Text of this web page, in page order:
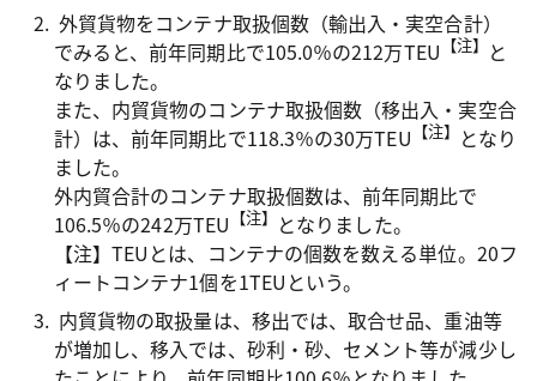
外貿貨物をコンテナ取扱個数（輸出入・実空合計）
でみると、前年同期比で105.0％の212万TEU 【注】 と
なりました。
また、内貿貨物のコンテナ取扱個数（移出入・実空合
計）は、前年同期比で118.3％の30万TEU 【注】 となり
ました。
外内貿合計のコンテナ取扱個数は、前年同期比で
106.5％の242万TEU 【注】 となりました。
【注】TEUとは、コンテナの個数を数える単位。20フ
ィートコンテナ1個を1TEUという。
内貿貨物の取扱量は、移出では、取合せ品、重油等
が増加し、移入では、砂利・砂、セメント等が減少し